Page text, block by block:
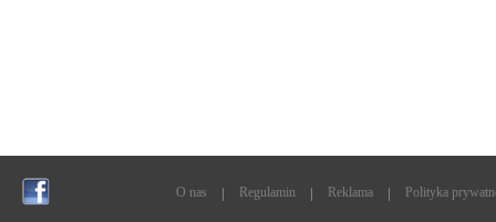
O nas Regulamin Reklama Polityka